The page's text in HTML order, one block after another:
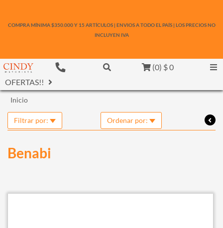
COMPRA MÍNIMA $350.000 Y 15 ARTÍCULOS | ENVIOS A TODO EL PAÍS | LOS PRECIOS NO
INCLUYEN IVA
(0) $ 0
OFERTAS!!
Inicio
Filtrar por: Ordenar por:
Benabi